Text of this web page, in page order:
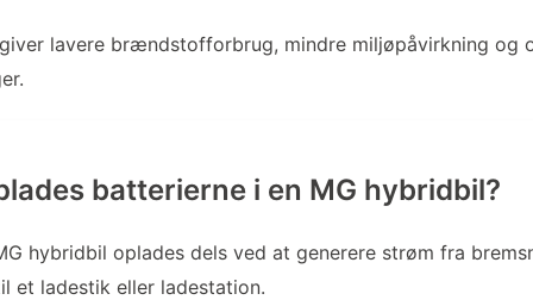
lavere brændstofforbrug, mindre miljøpåvirkning og
batterierne i en MG hybridbil?
hybridbil oplades dels ved at generere strøm fra
et ladestik eller ladestation.